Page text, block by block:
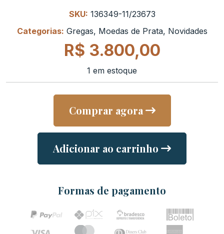
SKU: 136349-11/23673
Categorias: Gregas, Moedas de Prata, Novidades
R$ 3.800,00
1 em estoque
Comprar agora
Adicionar ao carrinho
Formas de pagamento